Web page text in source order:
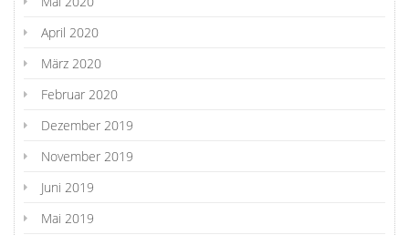
April 2020
März 2020
Februar 2020
Dezember 2019
November 2019
Juni 2019
Mai 2019